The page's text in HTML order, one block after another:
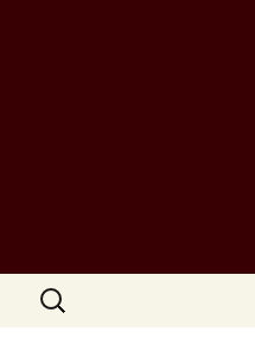
Suchen
nach: